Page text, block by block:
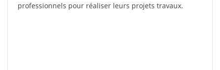
professionnels pour réaliser leurs projets travaux.